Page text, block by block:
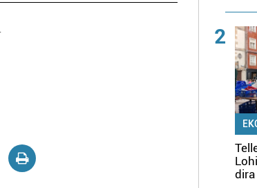
2
dira